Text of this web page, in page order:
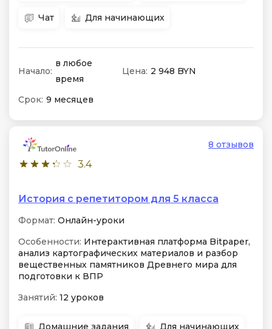
Чат Для начинающих
Начало:
в любое
время
Цена: 2 948 BYN
Срок: 9 месяцев
3.4
8 отзывов
История с репетитором для 5 класса
Формат: Онлайн-уроки
Особенности: Интерактивная платформа Bitpaper,
анализ картографических материалов и разбор
вещественных памятников Древнего мира для
подготовки к ВПР
Занятий: 12 уроков
Домашние задания Для начинающих